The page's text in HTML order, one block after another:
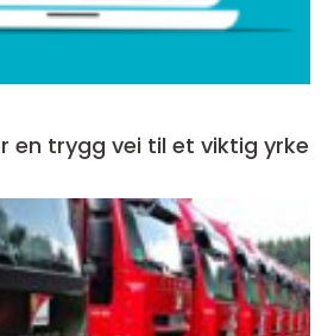
Helsefagarbeider en trygg vei til et viktig yrke